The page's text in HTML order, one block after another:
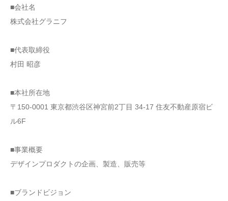
■会社名
株式会社グラニフ
■代表取締役
村田 昭彦
■本社所在地
〒150-0001 東京都渋谷区神宮前2丁目 34-17 住友不動産原宿ビ
ル6F
■事業概要
デザインプロダクトの企画、製造、販売等
■ブランドビジョン